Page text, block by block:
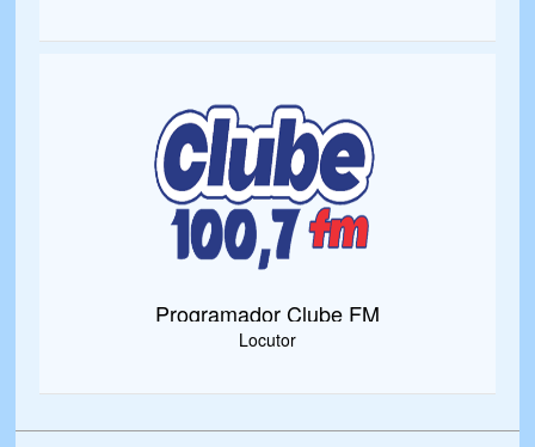
Programador Clube FM
Locutor